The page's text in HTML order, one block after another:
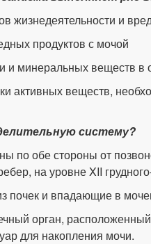
жизнедеятельности и
продуктов с мочой
и минеральных веществ в
активных веществ,
систему?
по обе стороны от
на уровнеXII
почек и впадающие в
орган,
для накопления мочи.